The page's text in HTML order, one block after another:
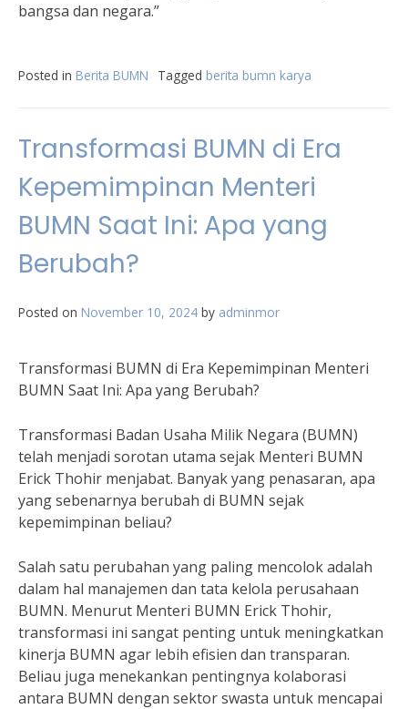
bangsa dan negara.”
Posted in Berita BUMN Tagged berita bumn karya
Transformasi BUMN di Era
Kepemimpinan Menteri
BUMN Saat Ini: Apa yang
Berubah?
Posted on November 10, 2024 by adminmor
Transformasi BUMN di Era Kepemimpinan Menteri
BUMN Saat Ini: Apa yang Berubah?
Transformasi Badan Usaha Milik Negara (BUMN)
telah menjadi sorotan utama sejak Menteri BUMN
Erick Thohir menjabat. Banyak yang penasaran, apa
yang sebenarnya berubah di BUMN sejak
kepemimpinan beliau?
Salah satu perubahan yang paling mencolok adalah
dalam hal manajemen dan tata kelola perusahaan
BUMN. Menurut Menteri BUMN Erick Thohir,
transformasi ini sangat penting untuk meningkatkan
kinerja BUMN agar lebih efisien dan transparan.
Beliau juga menekankan pentingnya kolaborasi
antara BUMN dengan sektor swasta untuk mencapai